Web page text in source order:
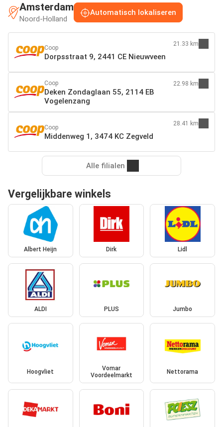
Amsterdam
Noord-Holland
Automatisch lokaliseren
Coop
Dorpsstraat 9, 2441 CE Nieuwveen
21.33 km
Coop
Deken Zondaglaan 55, 2114 EB
Vogelenzang
22.98 km
Coop
Middenweg 1, 3474 KC Zegveld
28.41 km
Alle filialen
Vergelijkbare winkels
Albert Heijn Dirk Lidl
ALDI PLUS Jumbo
Hoogvliet
Vomar
Voordeelmarkt
Nettorama